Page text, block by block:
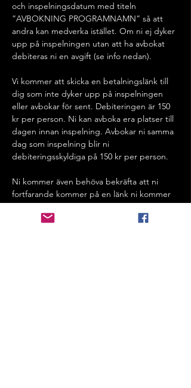
och inspelningsdatum med titeln
”AVBOKNING PROGRAMNAMN” så att
andra kan medverka istället. Om ni ej dyker
upp på inspelningen utan att ha avbokat
debiteras ni en avgift (se info nedan).
Vi kommer att skicka en betalningslänk till
dig som inte dyker upp på inspelningen
eller avbokar för sent. Debiteringen är 150
kr per person. Ni kan avboka era platser till
dagen innan inspelning. Avbokar ni samma
dag som inspelning blir ni
debiteringsskyldiga på 150 kr per person.
Ni kommer även behöva bekräfta att ni
fortfarande kommer på en länk ni kommer
få på SMS dagen innan inspelning -
VIKTIGT att ni fyller i rätt telefonnummer så